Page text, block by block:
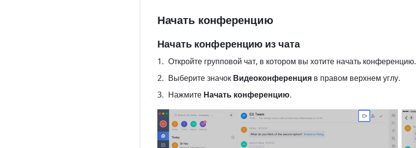
Начать конференцию
Начать конференцию из чата
Откройте групповой чат, в котором вы хотите начать конференцию.
Выберите значок Видеоконференция в правом верхнем углу.
Нажмите Начать конференцию.